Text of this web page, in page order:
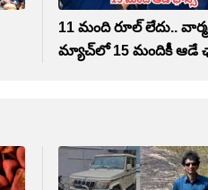
11 మంది రూల్ లేదు..
మ్యాచ్‌లో 15 మందికీ ఆడే